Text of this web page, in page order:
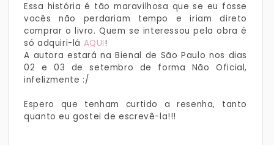
Essa história é tão maravilhosa que se eu fosse
vocês não perdariam tempo e iriam direto
comprar o livro. Quem se interessou pela obra é
só adquiri-lá AQUI!
A autora estará na Bienal de São Paulo nos dias
02 e 03 de setembro de forma Não Oficial,
infelizmente :/
Espero que tenham curtido a resenha, tanto
quanto eu gostei de escrevê-la!!!